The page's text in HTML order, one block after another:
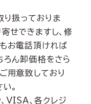
り扱っておりま
せできますし、修
お電話頂ければ
ろん卸価格をさら
用意致しており
。
、VISA、各クレジ